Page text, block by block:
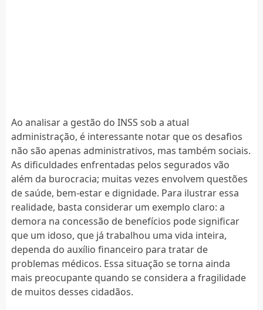
Ao analisar a gestão do INSS sob a atual
administração, é interessante notar que os desafios
não são apenas administrativos, mas também sociais.
As dificuldades enfrentadas pelos segurados vão
além da burocracia; muitas vezes envolvem questões
de saúde, bem-estar e dignidade. Para ilustrar essa
realidade, basta considerar um exemplo claro: a
demora na concessão de benefícios pode significar
que um idoso, que já trabalhou uma vida inteira,
dependa do auxílio financeiro para tratar de
problemas médicos. Essa situação se torna ainda
mais preocupante quando se considera a fragilidade
de muitos desses cidadãos.